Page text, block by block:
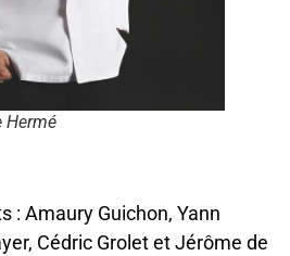
Hermé
: Amaury Guichon, Yann
Cédric Grolet et Jérôme de